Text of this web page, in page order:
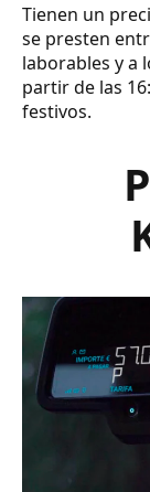
Tienen un
se presten
laborables y a
partir de las
festivos.